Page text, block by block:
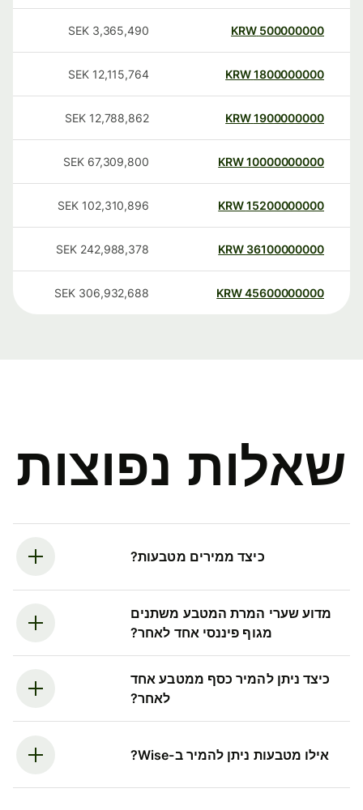
500000000
KRW
3,365,490
SEK
1800000000
KRW
12,115,764
SEK
1900000000
KRW
12,788,862
SEK
10000000000
KRW
67,309,800
SEK
15200000000
KRW
102,310,896
SEK
36100000000
KRW
242,988,378
SEK
45600000000
KRW
306,932,688
SEK
שאלות נפוצות
כיצד ממירים מטבעות?
מדוע שערי המרת המטבע משתנים
מגוף פיננסי אחד לאחר?
כיצד ניתן להמיר כסף ממטבע אחד
לאחר?
אילו מטבעות ניתן להמיר ב-Wise?